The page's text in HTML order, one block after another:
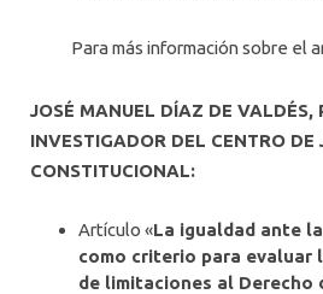
Para más información sobre el
JOSÉ MANUEL DÍAZ DE VALDÉS,
INVESTIGADOR DEL CENTRO DE
CONSTITUCIONAL:
Artículo «La igualdad ante
como criterio para evaluar
de limitaciones al Derecho